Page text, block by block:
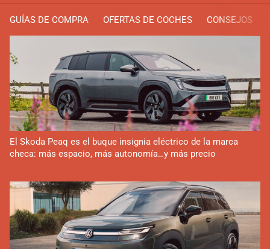
GUÍAS DE COMPRA OFERTAS DE COCHES CONSEJOS
El Skoda Peaq es el buque insignia eléctrico de la marca
checa: más espacio, más autonomía…y más precio